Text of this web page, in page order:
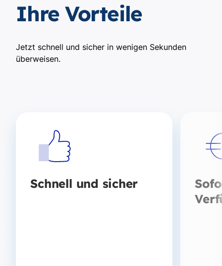
Ihre Vorteile
Jetzt schnell und sicher in wenigen Sekunden
überweisen.
Schnell und sicher